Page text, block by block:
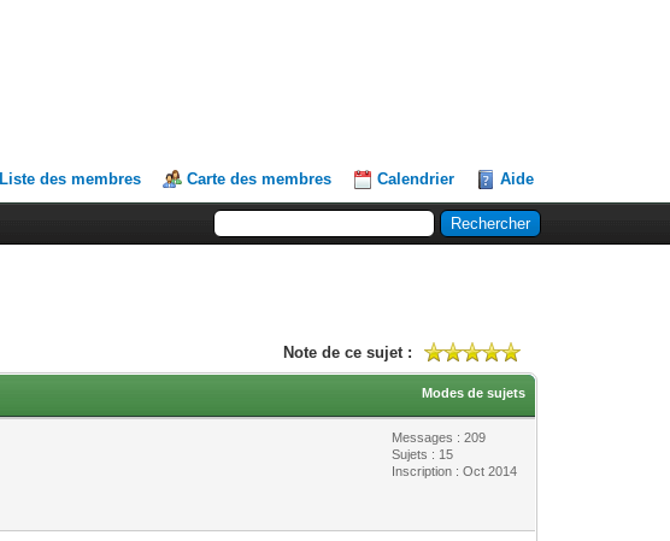
Liste des membres Carte des membres Calendrier Aide
Note de ce sujet :
Modes de sujets
Messages : 209
Sujets : 15
Inscription : Oct 2014